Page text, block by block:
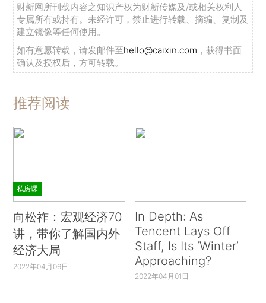
财新网所刊载内容之知识产权为财新传媒及/或相关权利人
专属所有或持有。未经许可，禁止进行转载、摘编、复制及
建立镜像等任何使用。
如有意愿转载，请发邮件至hello@caixin.com ，获得书面
确认及授权后，方可转载。
推荐阅读
私房课
向松祚：宏观经济70
讲，带你了解国内外
经济大局
2022年04月06日
In Depth: As
Tencent Lays Off
Staff, Is Its ‘Winter’
Approaching?
2022年04月01日